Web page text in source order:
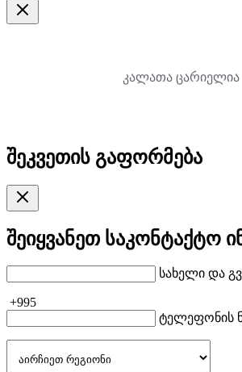
კალათა ცარიელია
შეკვეთის გაფორმება
შეიყვანეთ საკონტაქტო
სახელი და
+995
ტელეფონის